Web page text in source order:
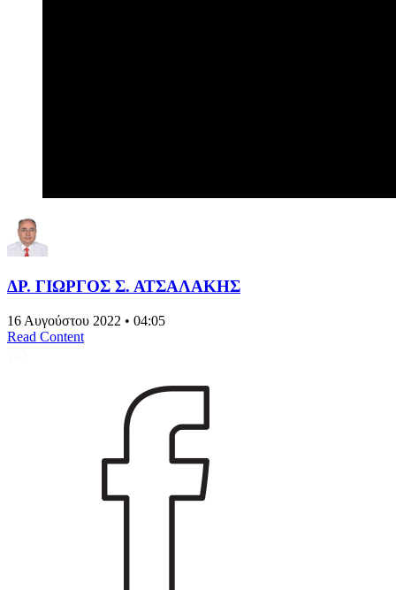
ΔΡ. ΓΙΩΡΓΟΣ Σ. ΑΤΣΑΛΑΚΗΣ
16 Αυγούστου 2022 • 04:05
Read Content